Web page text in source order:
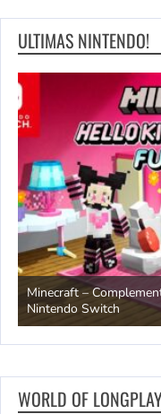
ULTIMAS NINTENDO!
Minecraft –
Nintendo Switch
WORLD OF